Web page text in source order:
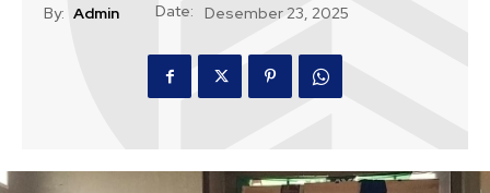
By: Admin Date: Desember 23, 2025